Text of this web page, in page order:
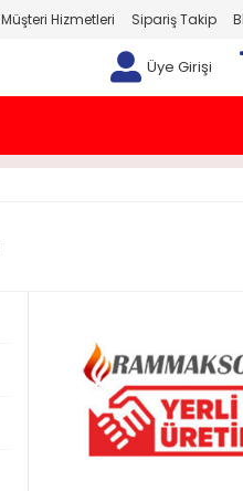
Müşteri Hizmetleri Sipariş Takip
Üye Girişi